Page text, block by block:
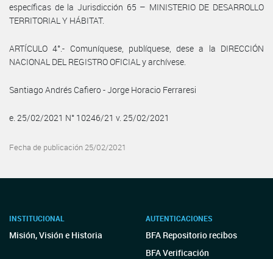
específicas de la Jurisdicción 65 – MINISTERIO DE DESARROLLO
TERRITORIAL Y HÁBITAT.
ARTÍCULO 4°.- Comuníquese, publíquese, dese a la DIRECCIÓN
NACIONAL DEL REGISTRO OFICIAL y archívese.
Santiago Andrés Cafiero - Jorge Horacio Ferraresi
e. 25/02/2021 N° 10246/21 v. 25/02/2021
Fecha de publicación 25/02/2021
INSTITUCIONAL
Misión, Visión e Historia
AUTENTICACIONES
BFA Repositorio recibos
BFA Verificación